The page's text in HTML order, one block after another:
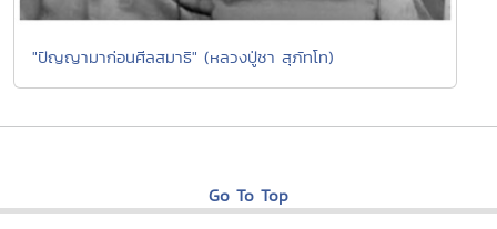
"ปัญญามาก่อนศีลสมาธิ" (หลวงปู่ชา สุภัทโท)
Go To Top